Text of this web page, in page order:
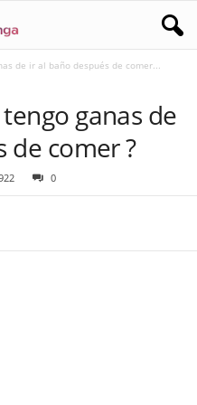
de ir al baño después de comer...
ganas de
de comer ?
0